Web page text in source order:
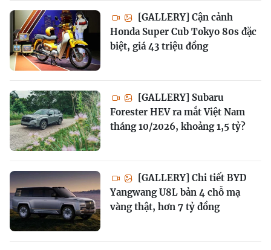
[GALLERY] Cận cảnh
Honda Super Cub Tokyo 80s đặc
biệt, giá 43 triệu đồng
[GALLERY] Subaru
Forester HEV ra mắt Việt Nam
tháng 10/2026, khoảng 1,5 tỷ?
[GALLERY] Chi tiết BYD
Yangwang U8L bản 4 chỗ mạ
vàng thật, hơn 7 tỷ đồng